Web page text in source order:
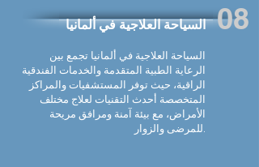
السياحة العلاجية فيألمانيا
السياحة العلاجية في ألمانياتجمع بين
الرعاية الطبية المتقدمة والخدمات الفندقية
الراقية، حيث توفر المستشفيات والمراكز
المتخصصة أحدث التقنيات لعلاج مختلف
الأمراض، مع بيئة آمنة ومرافق مريحة
للمرضى والزوار.
08